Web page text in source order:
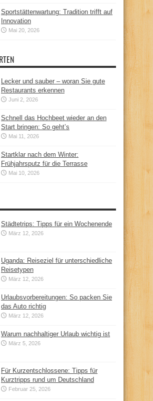
Sportstättenwartung: Tradition trifft auf
Innovation
Mai 20, 2026
Lecker und sauber – woran Sie gute
Restaurants erkennen
Juni 2, 2026
Schnell das Hochbeet wieder an den
Start bringen: So geht’s
Mai 11, 2026
Startklar nach dem Winter:
Frühjahrsputz für die Terrasse
Mai 10, 2026
Städtetrips: Tipps für ein Wochenende
März 12, 2026
Uganda: Reiseziel für unterschiedliche
Reisetypen
März 12, 2026
Urlaubsvorbereitungen: So packen Sie
das Auto richtig
März 12, 2026
Warum nachhaltiger Urlaub wichtig ist
März 5, 2026
Für Kurzentschlossene: Tipps für
Kurztripps rund um Deutschland
Februar 25, 2026